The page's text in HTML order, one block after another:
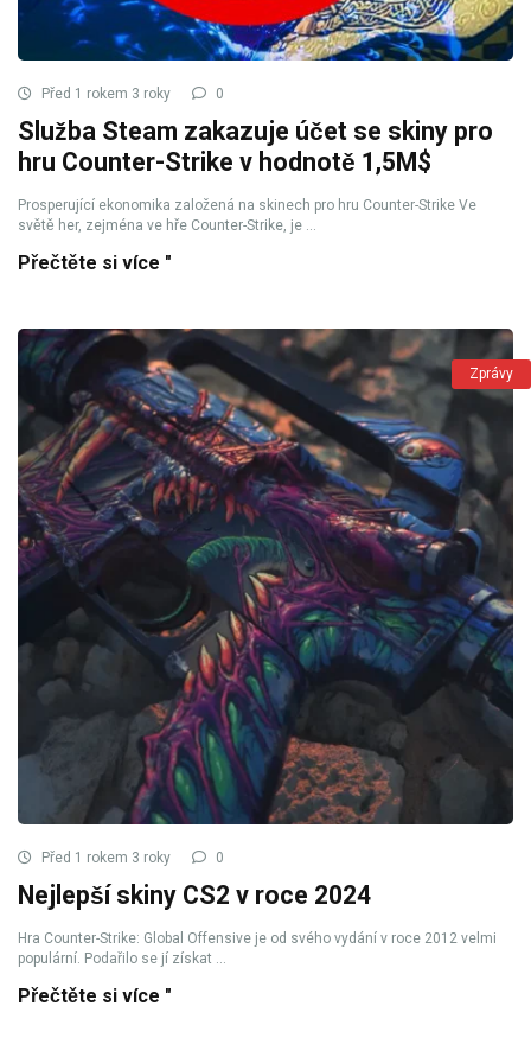
Před 1 rokem 3 roky 0
Služba Steam zakazuje účet se skiny pro
hru Counter-Strike v hodnotě 1,5M$
Prosperující ekonomika založená na skinech pro hru Counter-Strike Ve
světě her, zejména ve hře Counter-Strike, je ...
Přečtěte si více "
Zprávy
Před 1 rokem 3 roky 0
Nejlepší skiny CS2 v roce 2024
Hra Counter-Strike: Global Offensive je od svého vydání v roce 2012 velmi
populární. Podařilo se jí získat ...
Přečtěte si více "